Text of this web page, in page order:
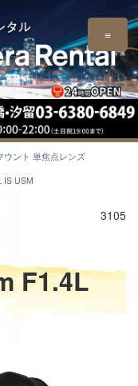
≡
ウント 単焦点レンズ
IS USM
3105
F1.4L